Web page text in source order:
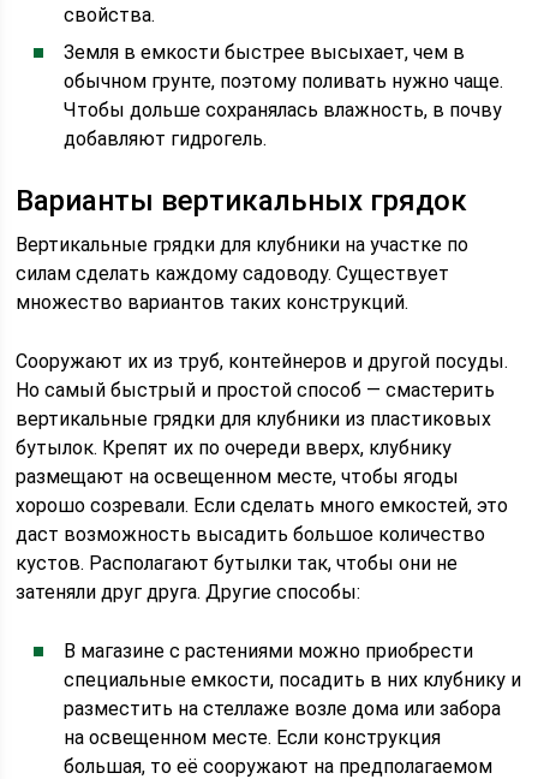
свойства.
Земля в емкости быстрее высыхает, чем в
обычном грунте, поэтому поливать нужно чаще.
Чтобы дольше сохранялась влажность, в почву
добавляют гидрогель.
Варианты вертикальных грядок
Вертикальные грядки для клубники на участке по
силам сделать каждому садоводу. Существует
множество вариантов таких конструкций.
Сооружают их из труб, контейнеров и другой посуды.
Но самый быстрый и простой способ — смастерить
вертикальные грядки для клубники из пластиковых
бутылок. Крепят их по очереди вверх, клубнику
размещают на освещенном месте, чтобы ягоды
хорошо созревали. Если сделать много емкостей, это
даст возможность высадить большое количество
кустов. Располагают бутылки так, чтобы они не
затеняли друг друга. Другие способы:
В магазине с растениями можно приобрести
специальные емкости, посадить в них клубнику и
разместить на стеллаже возле дома или забора
на освещенном месте. Если конструкция
большая, то её сооружают на предполагаемом